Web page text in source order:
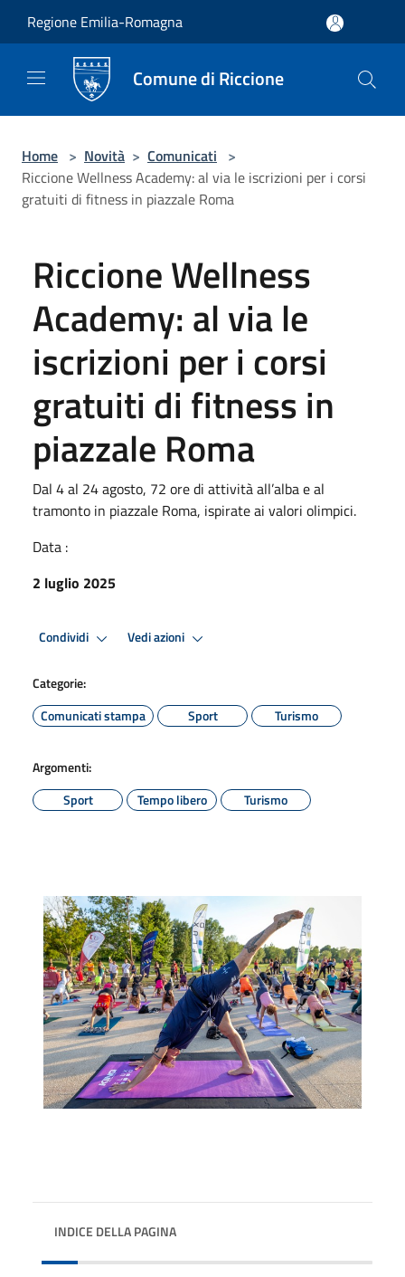
Regione Emilia-Romagna
Comune di Riccione
Home > Novità > Comunicati >
Riccione Wellness Academy: al via le iscrizioni per i corsi
gratuiti di fitness in piazzale Roma
Riccione Wellness
Academy: al via le
iscrizioni per i corsi
gratuiti di fitness in
piazzale Roma
Dal 4 al 24 agosto, 72 ore di attività all’alba e al
tramonto in piazzale Roma, ispirate ai valori olimpici.
Data :
2 luglio 2025
Condividi Vedi azioni
Categorie:
Comunicati stampa
Sport Turismo
Argomenti:
Sport
Tempo libero Turismo
INDICE DELLA PAGINA